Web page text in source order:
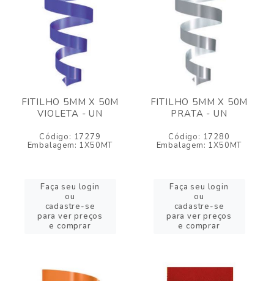
FITILHO 5MM X 50M
VIOLETA - UN
Código: 17279
Embalagem: 1X50MT
Faça seu login
ou
cadastre-se
para ver preços
e comprar
FITILHO 5MM X 50M
PRATA - UN
Código: 17280
Embalagem: 1X50MT
Faça seu login
ou
cadastre-se
para ver preços
e comprar